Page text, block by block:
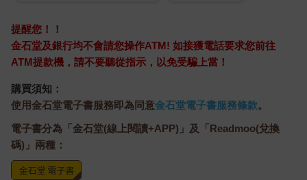
提醒您！！
金石堂及銀行均不會請您操作ATM! 如接獲電話要求您前往
ATM提款機，請不要聽從指示，以免受騙上當！
購買須知：
使用金石堂電子書服務即為同意金石堂電子書服務條款。
電子書分為「金石堂(線上閱讀+APP)」及「Readmoo(兌換
碼)」兩種：